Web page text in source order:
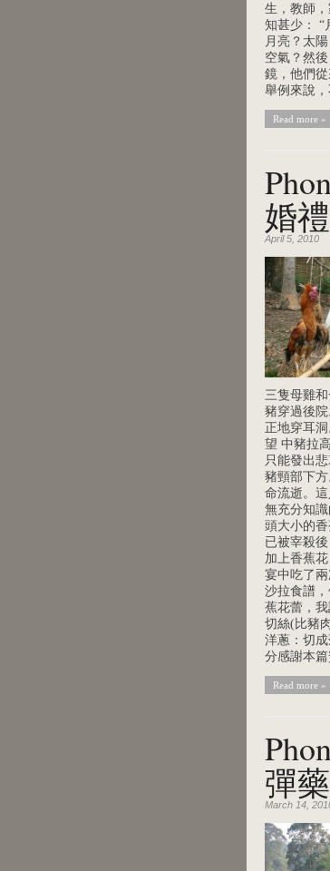
生，教師
知甚少： “
月亮？太
空氣？然
鏡，他們
舉例來說
Read more »
婚
April 5, 2010
三隻母雞
豬穿過後
正地穿耳
望 中豬拉
只能發出
豬頸部下
命流逝。
無充分知
頭大小的
已被宰殺
加上香蕉
宴中吃了
沙拉食譜
蕉花蕾，
切絲(比豬
洋蔥：切
分感謝本篇
Read more »
彈
March 14,